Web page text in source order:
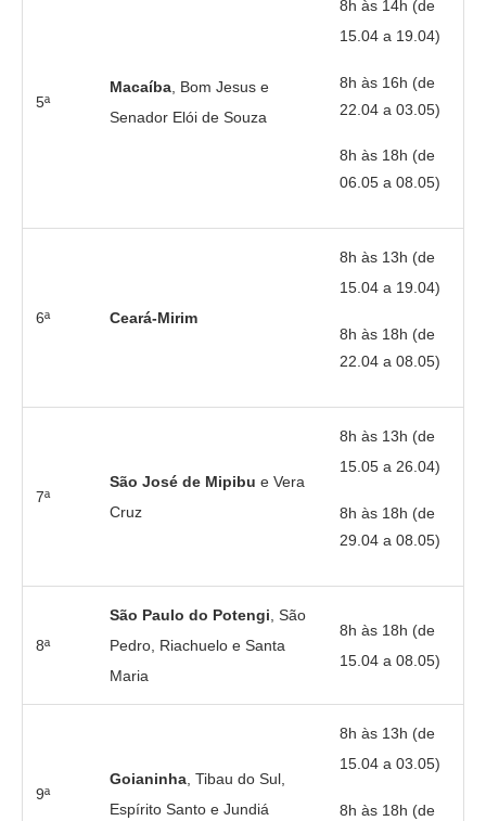
5ª
Macaíba, Bom Jesus e
Senador Elói de Souza
8h às 14h (de
15.04 a 19.04)
8h às 16h (de
22.04 a 03.05)
8h às 18h (de
06.05 a 08.05)
6ª Ceará-Mirim
8h às 13h (de
15.04 a 19.04)
8h às 18h (de
22.04 a 08.05)
7ª
São José de Mipibu e Vera
Cruz
8h às 13h (de
15.05 a 26.04)
8h às 18h (de
29.04 a 08.05)
8ª
São Paulo do Potengi, São
Pedro, Riachuelo e Santa
Maria
8h às 18h (de
15.04 a 08.05)
9ª
Goianinha, Tibau do Sul,
Espírito Santo e Jundiá
8h às 13h (de
15.04 a 03.05)
8h às 18h (de